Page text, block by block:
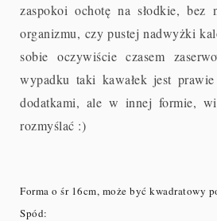
zaspokoi ochotę na słodkie, bez
organizmu, czy pustej nadwyżki
sobie oczywiście czasem
wypadku taki kawałek jest
dodatkami, ale w innej formie,
rozmyślać :)
Forma o śr 16cm, może być kwadratowy
Spód: